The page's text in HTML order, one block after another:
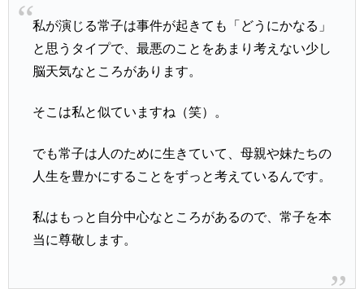
私が演じる常子は事件が起きても「どうにかなる」
と思うタイプで、最悪のことをあまり考えない少し
脳天気なところがあります。
そこは私と似ていますね（笑）。
でも常子は人のために生きていて、母親や妹たちの
人生を豊かにすることをずっと考えているんです。
私はもっと自分中心なところがあるので、常子を本
当に尊敬します。